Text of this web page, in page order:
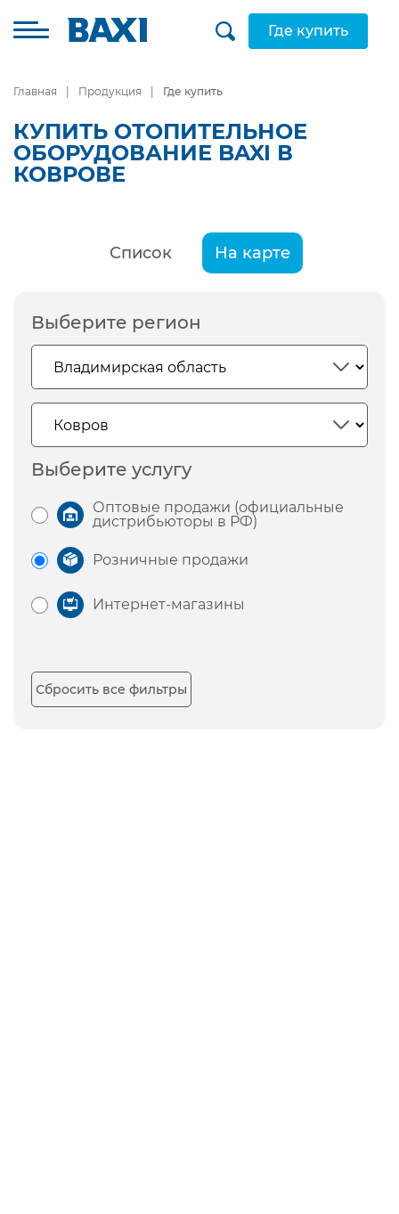
Где купить
Главная Продукция Где купить
КУПИТЬ ОТОПИТЕЛЬНОЕ
ОБОРУДОВАНИЕ BAXI В
КОВРОВЕ
Список На карте
Выберите регион
Выберите услугу
Оптовые продажи (официальные
дистрибьюторы в РФ)
Розничные продажи
Интернет-магазины
Сбросить все фильтры